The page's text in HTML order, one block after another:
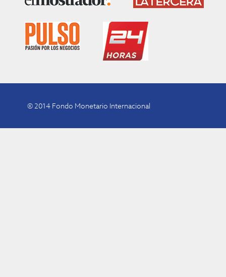
© 2014 Fondo Monetario Internacional